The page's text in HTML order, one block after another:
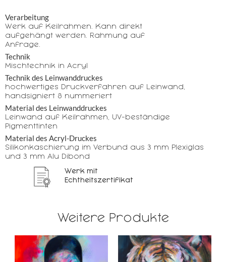
Verarbeitung
Werk auf Keilrahmen. Kann direkt
aufgehängt werden. Rahmung auf
Anfrage.
Technik
Mischtechnik in Acryl
Technik des Leinwanddruckes
hochwertiges Druckverfahren auf Leinwand,
handsigniert & nummeriert
Material des Leinwanddruckes
Leinwand auf Keilrahmen, UV-beständige
Pigmenttinten
Material des Acryl-Druckes
Silikonkaschierung im Verbund aus 3 mm Plexiglas
und 3 mm Alu Dibond
Werk mit
Echtheitszertifikat
Weitere Produkte